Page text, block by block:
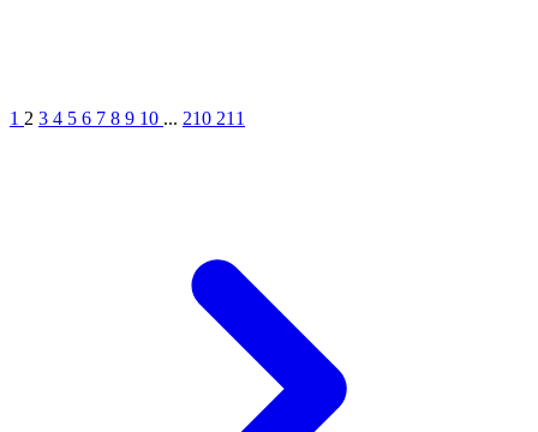
1 2 3 4 5 6 7 8 9 10 ... 210 211